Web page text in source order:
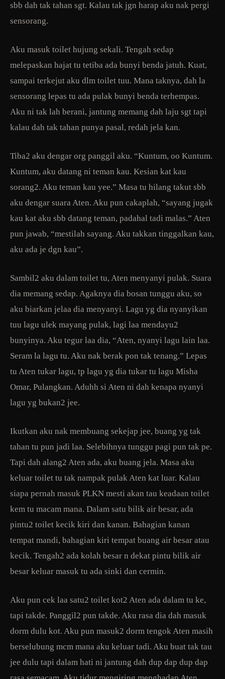
sbb dah tak tahan sgt. Kalau tak jgn harap aku nak pergi
sensorang.
Aku masuk toilet hujung sekali. Tengah sedap
melepaskan hajat tu tetiba ada bunyi benda jatuh. Kuat,
sampai terkejut aku dlm toilet tuu. Mana taknya, dah la
sensorang lepas tu ada pulak bunyi benda terhempas.
Aku ni tak lah berani, jantung memang dah laju sgt tapi
kalau dah tak tahan punya pasal, redah jela kan.
Tiba2 aku dengar org panggil aku. “Kuntum, oo Kuntum.
Kuntum, aku datang ni teman kau. Kesian kat kau
sorang2. Aku teman kau yee.” Masa tu hilang takut sbb
aku dengar suara Aten. Aku pun cakaplah, “sayang jugak
kau kat aku sbb datang teman, padahal tadi malas.” Aten
pun jawab, “mestilah sayang. Aku takkan tinggalkan kau,
aku ada je dgn kau”.
Sambil2 aku dalam toilet tu, Aten menyanyi pulak. Suara
dia memang sedap. Agaknya dia bosan tunggu aku, so
aku biarkan jelaa dia menyanyi. Lagu yg dia nyanyikan
tuu lagu ulek mayang pulak, lagi laa mendayu2
bunyinya. Aku tegur laa dia, “Aten, nyanyi lagu lain laa.
Seram la lagu tu. Aku nak berak pon tak tenang.” Lepas
tu Aten tukar lagu, tp lagu yg dia tukar tu lagu Misha
Omar, Pulangkan. Aduhh si Aten ni dah kenapa nyanyi
lagu yg bukan2 jee.
Ikutkan aku nak membuang sekejap jee, buang yg tak
tahan tu pun jadi laa. Selebihnya tunggu pagi pun tak pe.
Tapi dah alang2 Aten ada, aku buang jela. Masa aku
keluar toilet tu tak nampak pulak Aten kat luar. Kalau
siapa pernah masuk PLKN mesti akan tau keadaan toilet
kem tu macam mana. Dalam satu bilik air besar, ada
pintu2 toilet kecik kiri dan kanan. Bahagian kanan
tempat mandi, bahagian kiri tempat buang air besar atau
kecik. Tengah2 ada kolah besar n dekat pintu bilik air
besar keluar masuk tu ada sinki dan cermin.
Aku pun cek laa satu2 toilet kot2 Aten ada dalam tu ke,
tapi takde. Panggil2 pun takde. Aku rasa dia dah masuk
dorm dulu kot. Aku pun masuk2 dorm tengok Aten masih
berselubung mcm mana aku keluar tadi. Aku buat tak tau
jee dulu tapi dalam hati ni jantung dah dup dap dup dap